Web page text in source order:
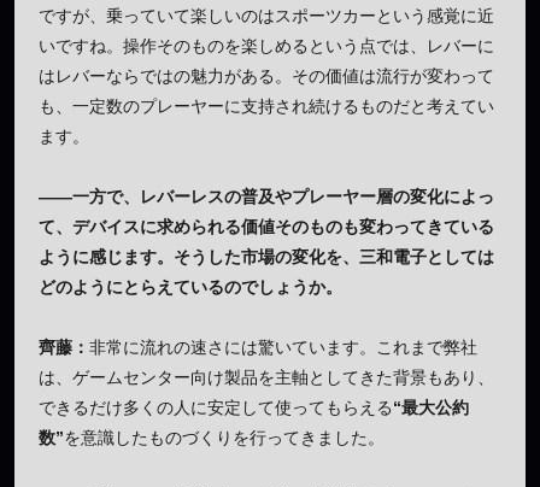
ですが、乗っていて楽しいのはスポーツカーという感覚に近
いですね。操作そのものを楽しめるという点では、レバーに
はレバーならではの魅力がある。その価値は流行が変わって
も、一定数のプレーヤーに支持され続けるものだと考えてい
ます。
——一方で、レバーレスの普及やプレーヤー層の変化によっ
て、デバイスに求められる価値そのものも変わってきている
ように感じます。そうした市場の変化を、三和電子としては
どのようにとらえているのでしょうか。
齊藤： 非常に流れの速さには驚いています。これまで弊社
は、ゲームセンター向け製品を主軸としてきた背景もあり、
できるだけ多くの人に安定して使ってもらえる“最大公約
数”を意識したものづくりを行ってきました。